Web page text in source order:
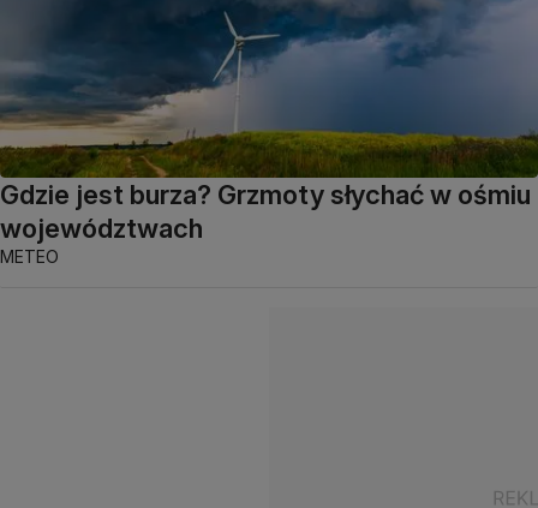
Gdzie jest burza? Grzmoty słychać w ośmiu
województwach
METEO